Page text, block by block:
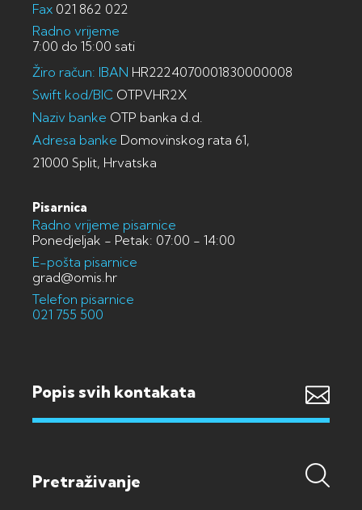
Fax 021 862 022
Radno vrijeme
7:00 do 15:00 sati
Žiro račun: IBAN HR2224070001830000008
Swift kod/BIC OTPVHR2X
Naziv banke OTP banka d.d.
Adresa banke Domovinskog rata 61,
21000 Split, Hrvatska
Pisarnica
Radno vrijeme pisarnice
Ponedjeljak - Petak: 07:00 - 14:00
E-pošta pisarnice
grad@omis.hr
Telefon pisarnice
021 755 500
Popis svih kontakata